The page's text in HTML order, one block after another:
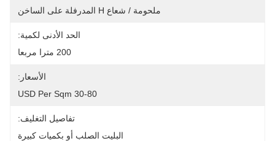
ملحومة / شعاع H المدرفلة على الساخن
الحد الأدنى لكمية:
200 مترا مربعا
الأسعار:
30-80 USD Per Sqm
تفاصيل التغليف:
البليت الصلب أو بكميات كبيرة